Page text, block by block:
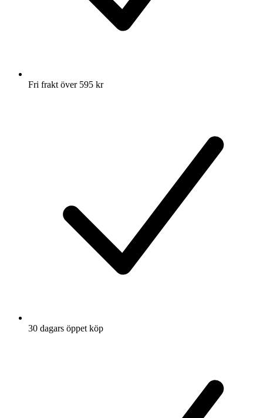
Fri frakt över 595 kr
30 dagars öppet köp